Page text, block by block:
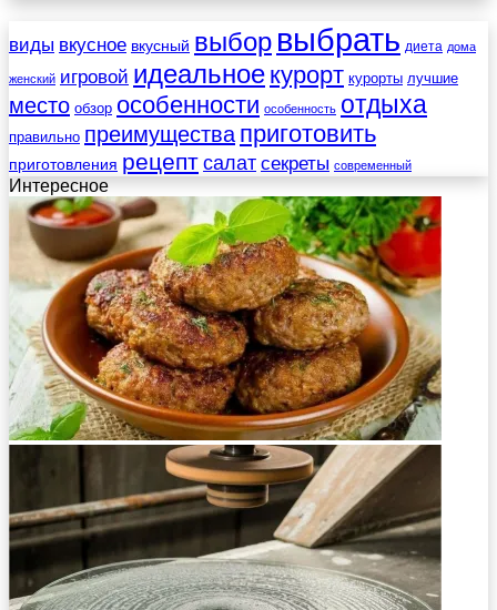
виды вкусное вкусный выбор выбрать диета дома
женский игровой идеальное курорт курорты лучшие
место обзор особенности особенность отдыха
правильно преимущества приготовить
приготовления рецепт салат секреты современный
Интересное